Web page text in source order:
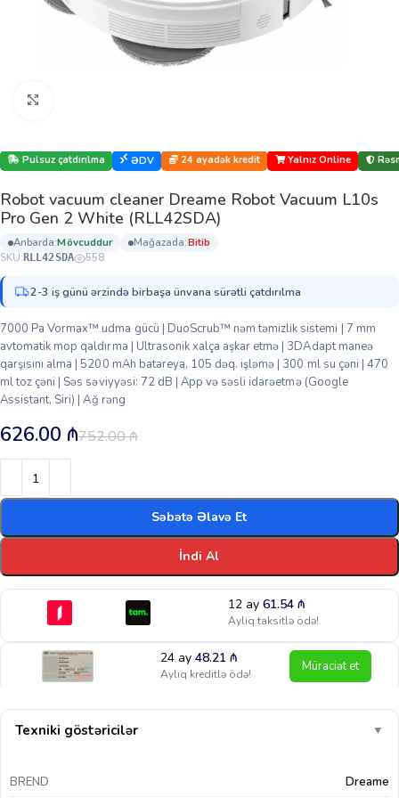
Pulsuz çatdırılma ƏDV 24 ayadək kredit Yalnız Online
Robot vacuum cleaner Dreame Robot Vacuum L10s
Pro Gen 2 White (RLL42SDA)
anbarda: mövcuddur mağazada:
bi̇ti̇b
SKU: RLL42SDA 558
2-3 iş günü ərzində birbaşa ünvana sürətli çatdırılma
7000 Pa Vormax™ udma gücü | DuoScrub™ nəm təmizlik sistemi | 7 mm
avtomatik mop qaldırma | Ultrasonik xalça aşkar etmə | 3DAdapt maneə
qarşısını alma | 5200 mAh batareya, 105 dəq. işləmə | 300 ml su çəni | 470
ml toz çəni | Səs səviyyəsi: 72 dB | App və səsli idarəetmə (Google
Assistant, Siri) | Ağ rəng
752.00₼
626.00 ₼
Səbətə Əlavə Et
İndi Al
12 ay 61.54 ₼
Aylıq taksitlə ödə!
24 ay48.21₼
Aylıq kreditlə ödə! Müraciət et
Texniki göstəricilər ▼
BREND Dreame